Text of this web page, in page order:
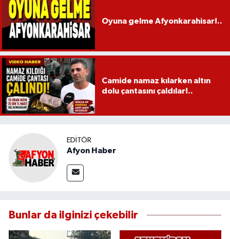
Oyuna gelme Afyonkarahisar!..
Camide namaz kılarken altın
dolu çantasını çaldılar!..
EDITÖR
Afyon Haber
Bunlar da ilginizi çekebilir